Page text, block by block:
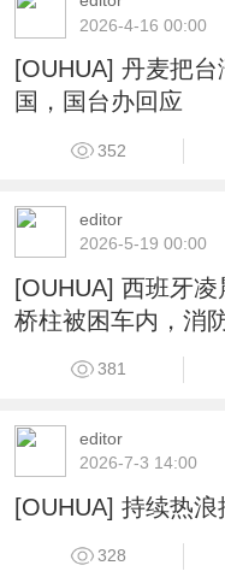
2026-4-16 00:00
[OUHUA] 丹麦把
国，国台办回应
352
editor
2026-5-19 00:00
[OUHUA] 西班牙
桥柱被困车内，消
381
editor
2026-7-3 14:00
[OUHUA] 持续热
328